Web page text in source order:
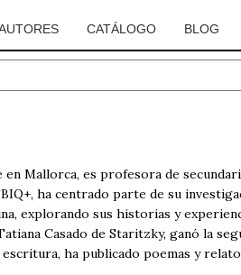
CATÁLOGO BLOG
en Mallorca, es profesora de
ha centrado parte de su
explorando sus historias y
Casado de Staritzky, ganó la
ha publicado poemas y